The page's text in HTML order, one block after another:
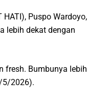
Puspo Wardoyo,
lebih dekat dengan
fresh. Bumbunya lebih
5/2026).